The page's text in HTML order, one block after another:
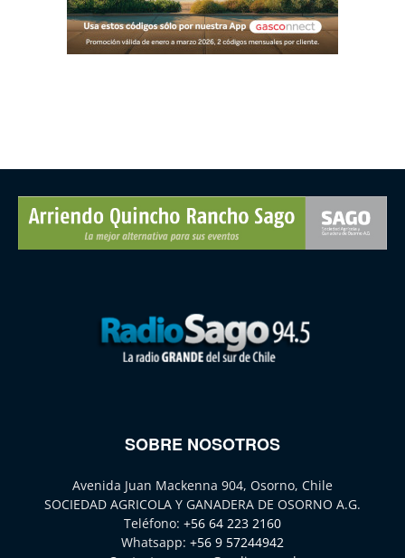
SOBRE NOSOTROS
Avenida Juan Mackenna 904, Osorno, Chile
SOCIEDAD AGRICOLA Y GANADERA DE OSORNO A.G.
Teléfono: +56 64 223 2160
Whatsapp: +56 9 57244942